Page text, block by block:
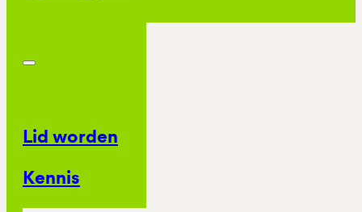
Lid worden
Kennis